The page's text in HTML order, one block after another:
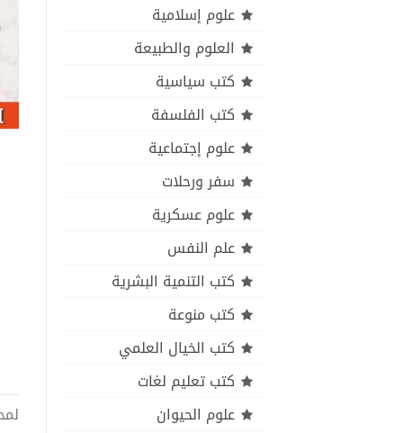
علوم إسلامية
العلوم والطبيعة
كتب سياسية
كتب الفلسفة
علوم إجتماعية
سفر ورحلات
علوم عسكرية
علم النفس
كتب التنمية البشرية
كتب منوعة
كتب الخيال العلمي
كتب تعليم لغات
علوم الحيوان